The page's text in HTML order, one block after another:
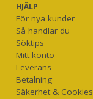
HJÄLP
För nya kunder
Så handlar du
Söktips
Mitt konto
Leverans
Betalning
Säkerhet & Cookies